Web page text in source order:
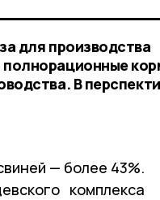
для производства
полнорационные
В
— более 43%.
комплекса